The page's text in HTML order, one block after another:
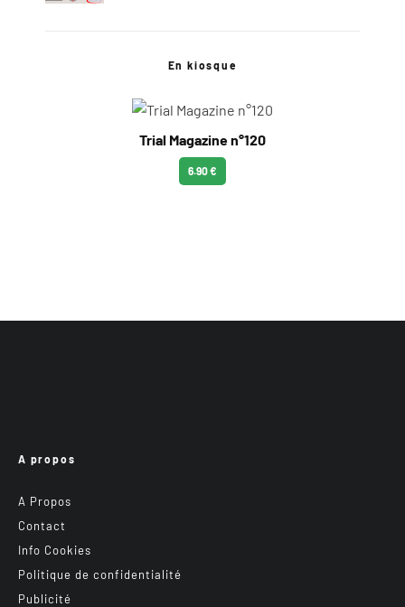
En kiosque
Trial Magazine n°120
6.90 €
A propos
A Propos
Contact
Info Cookies
Politique de confidentialité
Publicité